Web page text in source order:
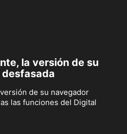
la versión de su
de su navegador
las funciones del Digital